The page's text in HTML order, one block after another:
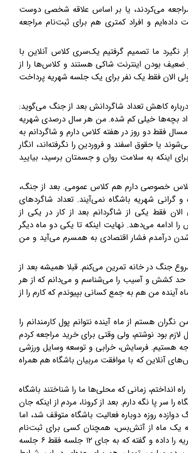
می‌کردند، یا بر اساس علاقه شخصی دوست
داده‌ایم و افراد کمتری هم برای ثبت‌نام مراجعه
نگیرد ما تصمیم گرفتیم یک‌سری کلاس آنلاین با
ضعیف بودن اینترنت شاکی هستند و کلاس‌ها را از
می‌آمدند ولی الان فقط یک نفر برای یک جلسه شهریه پرداخت
کاهش تعداد شاگردانش بعد از جنگ می‌گوید:
بچه‌ها خیلی کم شده. من هر سال درصدی شهریه
فقط دو روز در هفته کلاس دارم و شاگردانم به
یا حقوق اسفند و فروردین را نگرفته‌اند، انگار
اینکه به سلامت روان و جسمتان برسید، بیایید
خصوصی دارم هم کلاس عمومی. بعد از جنگ،
شهریه باشگاه نمی‌آیند. تعداد شاگردهای
فقط یکی از شاگردانم بعد از کار در یکی از
ادامه می‌دهد. نهایت اینکه تا یکی دو ماه دیگر
درآمدم فشار اقتصادی به همسرم می‌آید و من
جنگ در خانه تمرین می‌کنم. قبلا همیشه بعد از
حد کشش و آسیب را می‌شناسم و می‌دانم که از هر
آینده من هم به جمع کسانی بپیوندم که کارم را از
هستم از ماه آینده نتوانم پول کارمندانم را
بود نوشتم، ولی وقتی برای خرید مراجعه کردم
هستیم. فرسایش، خرابی و توسعه وسایل ورزشی
آنلاین که با موافقت مربیان باشگاه هم همراه
انداختم، زمانی که محلی‌ها ما را شناختند باشگاه
سر پا نگه دارم. بعد از کرونا، مردم از اینکه جان
روزه دوباره فعالیت باشگاه متوقف شد، اما
یک ماه از آتش‌بس، همچنان کسی برای ثبت‌نام
نمی‌آید. فقط چند نفری ثبت‌نام کرده‌اند. حتی یکی از شاگردان کلاس پیلاتس نصف شهریه را داده و گفته که به جای ۱۲ جلسه فقط ۶ جلسه